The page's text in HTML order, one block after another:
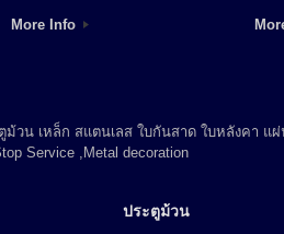
More Info
วน เหล็ก สแตนเลส ใบกันสาด ใบหลังคา แ
Service ,Metal decoration
ประตูม้วน